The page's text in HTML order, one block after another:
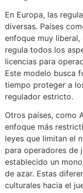
En Europa, las
diversas. Países
enfoque muy
regula todos los
licencias para
Este modelo busca
tiempo proteger a
regulador estricto.
Otros países, como
enfoque más
leyes que limitan el
para operadores de
establecido un
de azar. Estas
culturales hacia el